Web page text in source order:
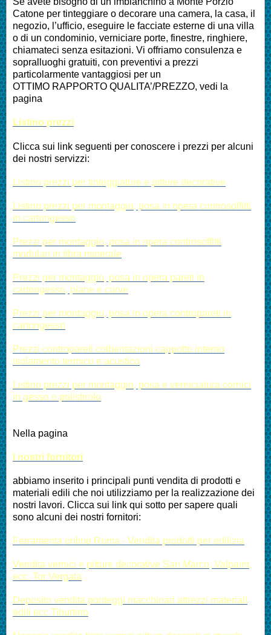
Catone per tinteggiare o decorare una camera, la casa, il
negozio, l’ufficio, eseguire le facciate esterne di una villa
o di un condominio, verniciare porte, finestre, ringhiere,
chiamateci senza esitazioni. Vi offriamo consulenza e
sopralluoghi gratuiti, con preventivi a prezzi
particolarmente vantaggiosi per un
OTTIMO RAPPORTO QUALITA’/PREZZO, vedi la
pagina
Listino prezzi
Clicca sui link seguenti per conoscere i prezzi per alcuni
dei nostri servizzi:
Listino prezzi per tinteggiature e pitture decorative
Listino prezzi per montaggio, posa in opera controsoffitti
in cartongesso
Prezzi per montaggio, posa in opera controsoffitti
modulari in fibra minerale
Prezzi per montaggio, posa in opera pareti in
cartongesso, piane e curve
Prezzi per montaggio, posa in opera contropareti in
cartongesso
Prezzi contropareti coibentazioni cappotto interno
isolamento termico e acustico
Listino prezzi per montaggio, posa e verniciatura cornici
in gesso o polistirolo
Nella pagina
I nostri fornitori
abbiamo inserito i principali punti vendita di prodotti e
materiali edili che noi utilizziamo per la realizzazione dei
nostri lavori. Clicca sui link qui sotto per sapere quali
sono alcuni dei nostri fornitori:
Ferramenta online Roma - Vendita prodotti per edilizia
Vendita vernici e pitture decorative San Marco, Valpaint,
ecc. Tor Vergata
Deposito vendita ponteggi macchinari attrezzi materiali
edili ecc.Tiburtino